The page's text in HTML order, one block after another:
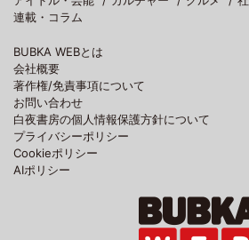
連載・コラム
BUBKA WEBとは
会社概要
著作権/免責事項について
お問い合わせ
白夜書房の個人情報保護方針について
プライバシーポリシー
Cookieポリシー
AIポリシー